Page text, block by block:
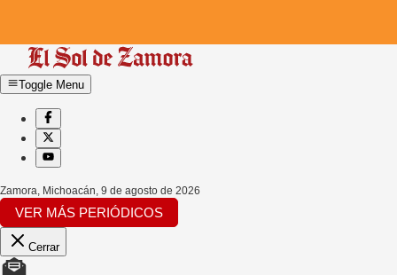
Toggle Menu
Zamora, Michoacán, 9 de agosto de 2026
VER MÁS PERIÓDICOS
Cerrar